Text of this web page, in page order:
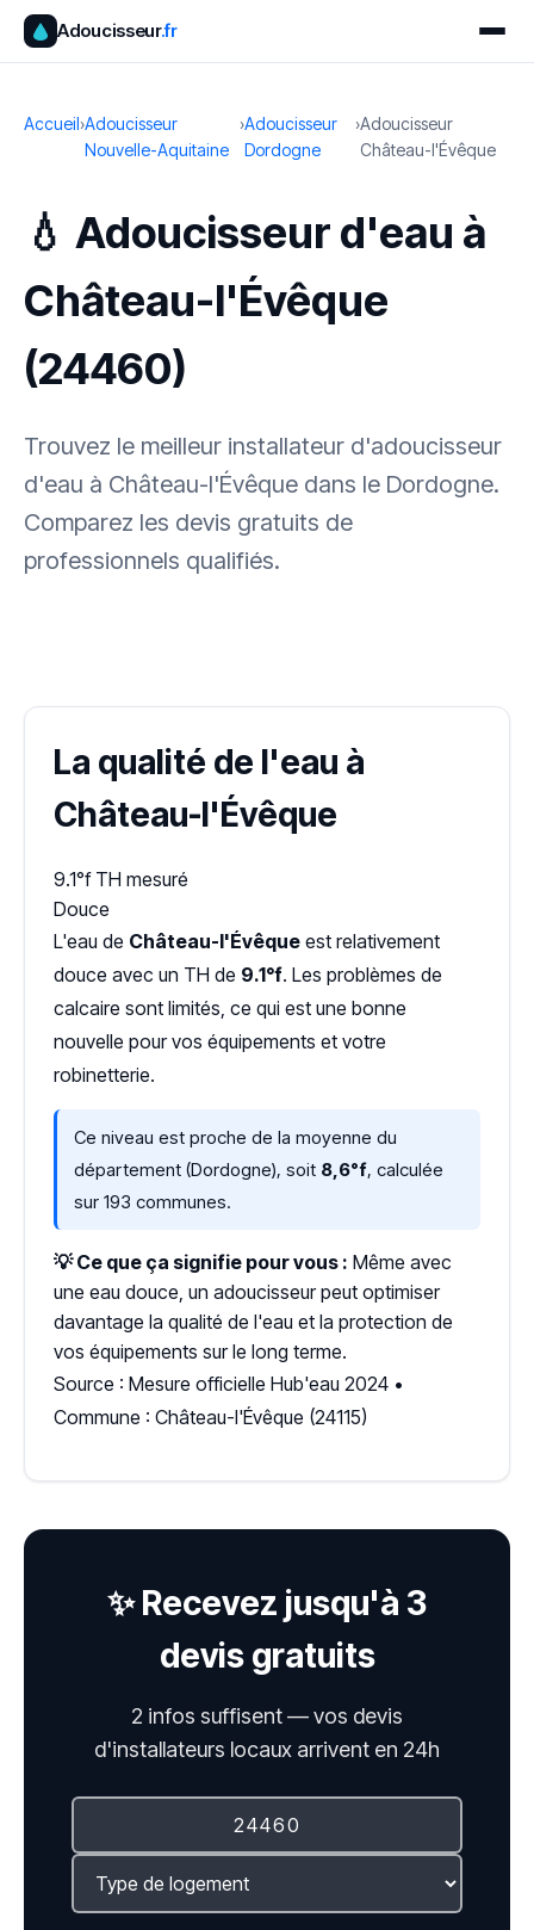
Adoucisseur.fr
Accueil›Adoucisseur
Nouvelle-Aquitaine
›Adoucisseur
Dordogne
›Adoucisseur
Château-l'Évêque
💧 Adoucisseur d'eau à
Château-l'Évêque
(24460)
Trouvez le meilleur installateur d'adoucisseur
d'eau à Château-l'Évêque dans le Dordogne.
Comparez les devis gratuits de
professionnels qualifiés.
La qualité de l'eau à
Château-l'Évêque
9.1°f TH mesuré
Douce
L'eau de Château-l'Évêque est relativement
douce avec un TH de 9.1°f. Les problèmes de
calcaire sont limités, ce qui est une bonne
nouvelle pour vos équipements et votre
robinetterie.
Ce niveau est proche de la moyenne du
département (Dordogne), soit 8,6°f, calculée
sur 193 communes.
💡 Ce que ça signifie pour vous : Même avec
une eau douce, un adoucisseur peut optimiser
davantage la qualité de l'eau et la protection de
vos équipements sur le long terme.
Source : Mesure officielle Hub'eau 2024 •
Commune : Château-l'Évêque (24115)
✨ Recevez jusqu'à 3
devis gratuits
2 infos suffisent — vos devis
d'installateurs locaux arrivent en 24h